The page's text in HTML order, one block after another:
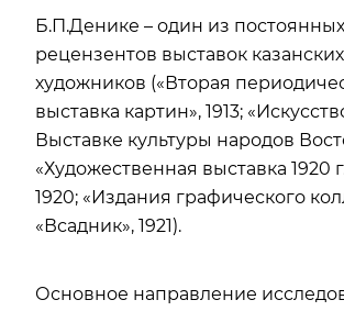
Б.П.Денике – один из постоянных
рецензентов выставок казанских
художников («Вторая
выставка картин», 1913;
Выставке культуры народов
«Художественная выставка 1920
1920; «Издания графического
«Всадник», 1921).
Основное направление